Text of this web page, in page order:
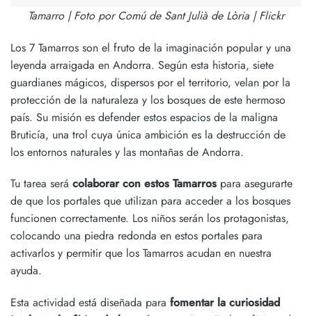
Tamarro | Foto por Comú de Sant Julià de Lòria | Flickr
Los 7 Tamarros son el fruto de la imaginación popular y una
leyenda arraigada en Andorra. Según esta historia, siete
guardianes mágicos, dispersos por el territorio, velan por la
protección de la naturaleza y los bosques de este hermoso
país. Su misión es defender estos espacios de la maligna
Bruticía, una trol cuya única ambición es la destrucción de
los entornos naturales y las montañas de Andorra.
Tu tarea será colaborar con estos Tamarros para asegurarte
de que los portales que utilizan para acceder a los bosques
funcionen correctamente. Los niños serán los protagonistas,
colocando una piedra redonda en estos portales para
activarlos y permitir que los Tamarros acudan en nuestra
ayuda.
Esta actividad está diseñada para fomentar la curiosidad